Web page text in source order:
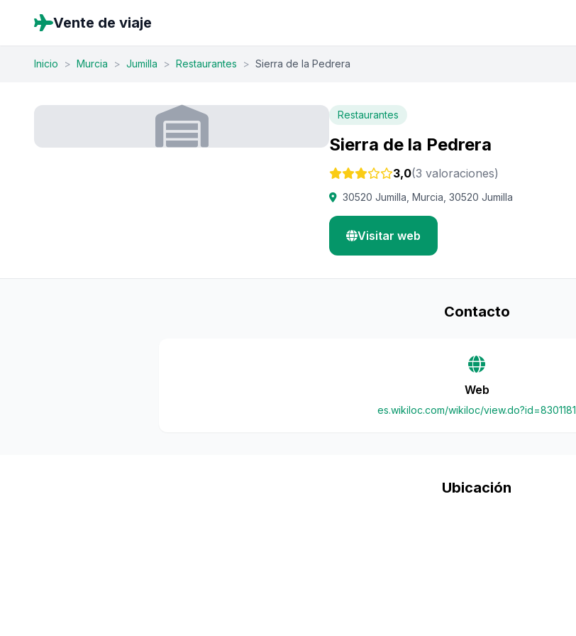
Vente de viaje
Inicio > Murcia > Jumilla > Restaurantes > Sierra de la Pedrera
Restaurantes
Sierra de la Pedrera
3,0(3 valoraciones)
30520 Jumilla, Murcia, 30520 Jumilla
Visitar web
Contacto
Web
es.wikiloc.com/wikiloc/view.do?id=8301181
Ubicación